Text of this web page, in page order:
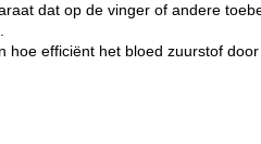
dat op de vinger of andere
hoe efficiënt het bloed zuurstof